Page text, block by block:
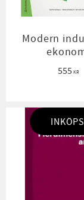
Modern
555 KR